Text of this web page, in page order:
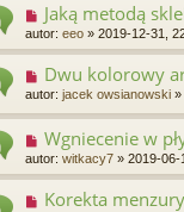
Jaką metodą
autor: eeo » 2019-12-31,
Dwu kolorowy
autor: jacek owsianowski »
Wgniecenie w
autor: witkacy7 » 2019-06-
Korekta